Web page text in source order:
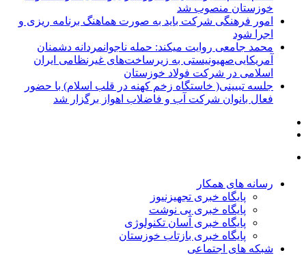
خوزستان منصوب شد
امور فرهنگی شرکت باید به صورت هماهنگ برنامه ریزی و
اجرا شود
محمد جامعی روایت میکند: حمله ناجوانمردانه دشمنان
آمریکایی‌صهیونیستی به زیرساخت‌های غیرنظامی ایران
اسلامی در شرکت فولاد خوزستان
جلسه تبیینی( خاستگاه زخم کهنه در قلب اسلام) با حضور
فعال بانوان شرکت آب و‌ فاضلاب اهواز برگزار شد
رسانه های همکار
پایگاه خبری تجهیزنیوز
پایگاه خبری پی نوشت
پایگاه خبری آسان تکنولوژی
پایگاه خبری بازتاب خوزستان
شبکه های اجتماعی